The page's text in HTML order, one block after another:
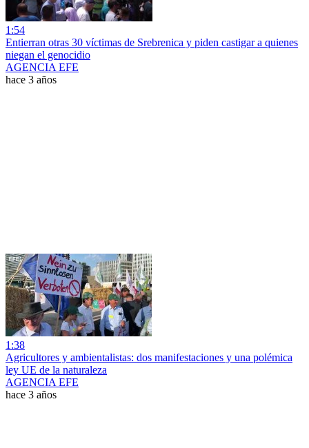
1:54
Entierran otras 30 víctimas de Srebrenica y piden castigar a quienes
niegan el genocidio
AGENCIA EFE
hace 3 años
1:38
Agricultores y ambientalistas: dos manifestaciones y una polémica
ley UE de la naturaleza
AGENCIA EFE
hace 3 años